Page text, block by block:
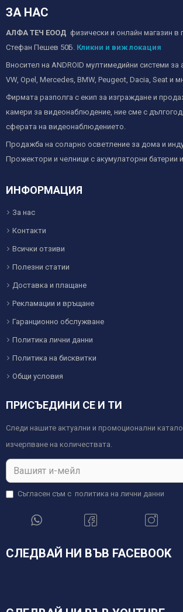
ЗА НАС
АЛФА ТЕЧ ЕООД физически и онлайн магазин в
Стефан Пешев 50Б. Кликни и виж локация
Вносител на ANDROID мултимедийни системи за
VW, Opel, Mercedes, BMW, Peugeot, Dacia, Seat и
Фирмата разполга с екип за изграждане и
камери за видеонаблюдение, ние сме с
сферата на видеонаблюдението.
Продажба на соларно осветление за дома и
Прожектори и челници с акумулаторни батерии
ИНФОРМАЦИЯ
За нас
Контакти
Всички отзиви
Полезни статии
Доставка и плащане
Рекламации и връщане
Гаранционно обслужване
Политика лични данни
Политика на бисквитки
Общи условия
ПРИСЪЕДИНИ СЕ И ТИ
Следи нашите актуални и промоционални
изчерпване на количествата.
Съгласен съм с политика на лични данни
СЛЕДВАЙ НИ ВЪВ FACEBOOK